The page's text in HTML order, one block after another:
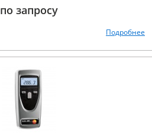
по запросу
Подробнее